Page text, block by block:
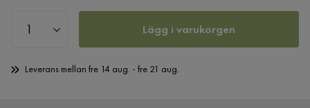
Lägg i varukorgen
Leverans mellan fre 14 aug. - fre 21 aug.